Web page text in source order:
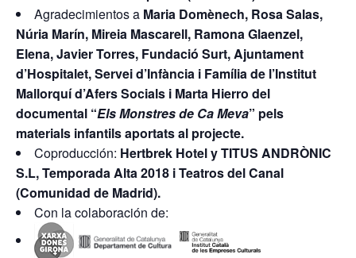
Agradecimientos a Maria Domènech, Rosa Salas,
Núria Marín, Mireia Mascarell, Ramona Glaenzel,
Elena, Javier Torres, Fundació Surt, Ajuntament
d’Hospitalet, Servei d’Infància i Família de l’Institut
Mallorquí d’Afers Socials i Marta Hierro del
documental “Els Monstres de Ca Meva” pels
materials infantils aportats al projecte.
Coproducción: Hertbrek Hotel y TITUS ANDRÒNIC
S.L,Temporada Alta 2018 i Teatros del Canal
(Comunidad de Madrid).
Con la colaboración de: